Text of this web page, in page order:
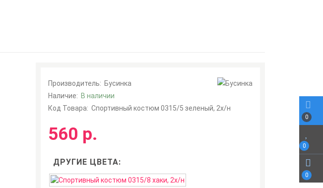
0
0
0
Производитель: Бусинка
Наличие: В наличии
Код Товара: Спортивный костюм 0315/5 зеленый, 2х/н
560 р.
ДРУГИЕ ЦВЕТА: